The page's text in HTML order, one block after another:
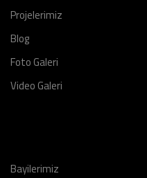
Projelerimiz
Blog
Foto Galeri
Video Galeri
Bayilerimiz